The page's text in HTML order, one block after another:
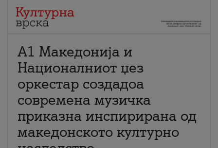
А1 Македонија и
Националниот џез
оркестар создадоа
современа музичка
приказна инспирирана од
македонското културно